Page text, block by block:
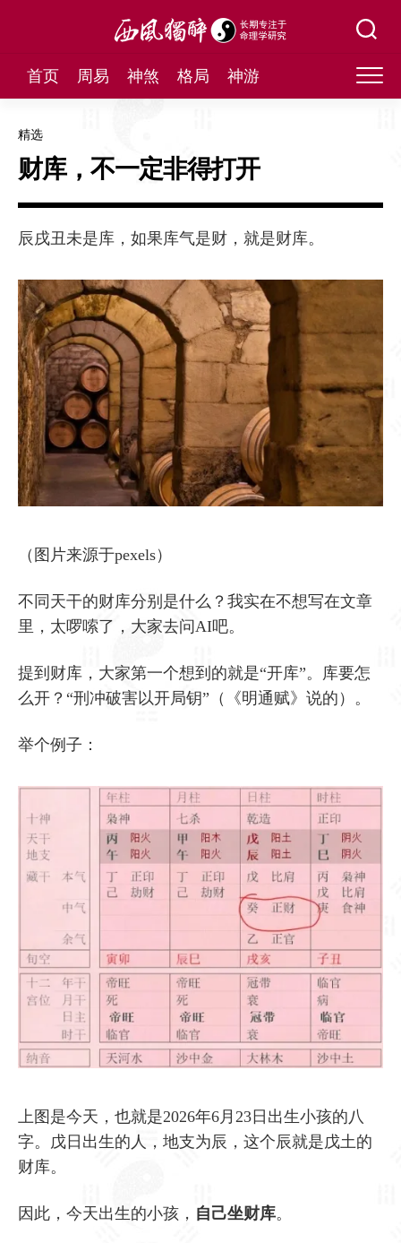
首页 周易 神煞 格局 神游
精选
财库，不一定非得打开
辰戌丑未是库，如果库气是财，就是财库。
（图片来源于pexels）
不同天干的财库分别是什么？我实在不想写在文章
里，太啰嗦了，大家去问AI吧。
提到财库，大家第一个想到的就是“开库”。库要怎
么开？“刑冲破害以开局钥”（《明通赋》说的）。
举个例子：
上图是今天，也就是2026年6月23日出生小孩的八
字。戊日出生的人，地支为辰，这个辰就是戊土的
财库。
因此，今天出生的小孩， 自己坐财库。